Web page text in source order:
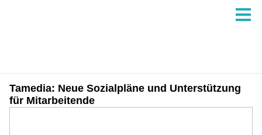
Tamedia: Neue Sozialpläne und Unterstützung
für Mitarbeitende